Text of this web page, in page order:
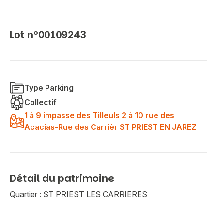
Lot n°00109243
Type Parking
Collectif
1 à 9 impasse des Tilleuls 2 à 10 rue des
Acacias-Rue des Carrièr ST PRIEST EN JAREZ
Détail du patrimoine
Quartier : ST PRIEST LES CARRIERES